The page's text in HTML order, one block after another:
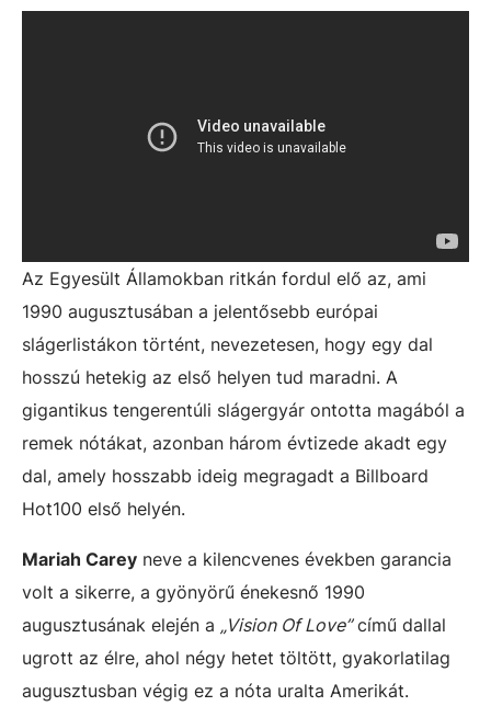
Az Egyesült Államokban ritkán fordul elő az, ami
1990 augusztusában a jelentősebb európai
slágerlistákon történt, nevezetesen, hogy egy dal
hosszú hetekig az első helyen tud maradni. A
gigantikus tengerentúli slágergyár ontotta magából a
remek nótákat, azonban három évtizede akadt egy
dal, amely hosszabb ideig megragadt a Billboard
Hot100 első helyén.
Mariah Carey neve a kilencvenes években garancia
volt a sikerre, a gyönyörű énekesnő 1990
augusztusának elején a „Vision Of Love”című dallal
ugrott az élre, ahol négy hetet töltött, gyakorlatilag
augusztusban végig ez a nóta uralta Amerikát.